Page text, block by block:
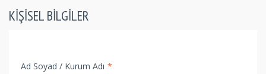
KIŞISEL BILGILER
Ad Soyad / Kurum Adı *